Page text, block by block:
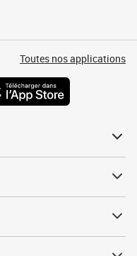
Toutes nos applications